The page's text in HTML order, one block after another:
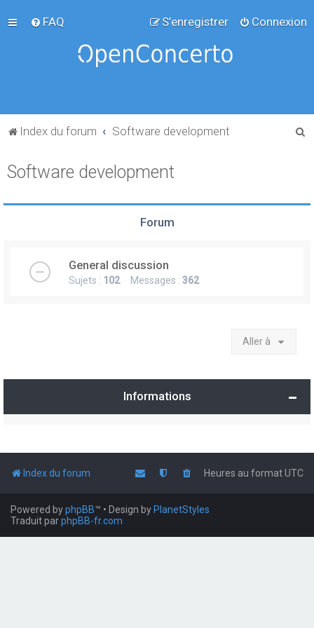
FAQ Connexion
S’enregistrer
Index du forum Software development
e
Software development
Forum
General discussion
Sujets : 102Messages : 362
Aller à
Informations
Index du forum Heures au formatUTC
Powered byphpBB™ • Design by PlanetStyles
Traduit parphpBB-fr.com